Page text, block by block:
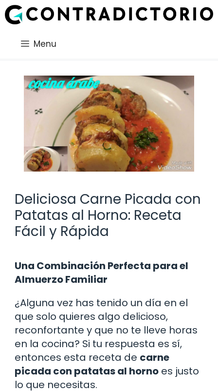
Saltar
al
Menu
Deliciosa Carne Picada con
Patatas al Horno: Receta
Fácil y Rápida
Una Combinación Perfecta para el
Almuerzo Familiar
¿Alguna vez has tenido un día en el
que solo quieres algo delicioso,
reconfortante y que no te lleve horas
en la cocina? Si tu respuesta es sí,
entonces esta receta de carne
picada con patatas al horno es justo
lo que necesitas.